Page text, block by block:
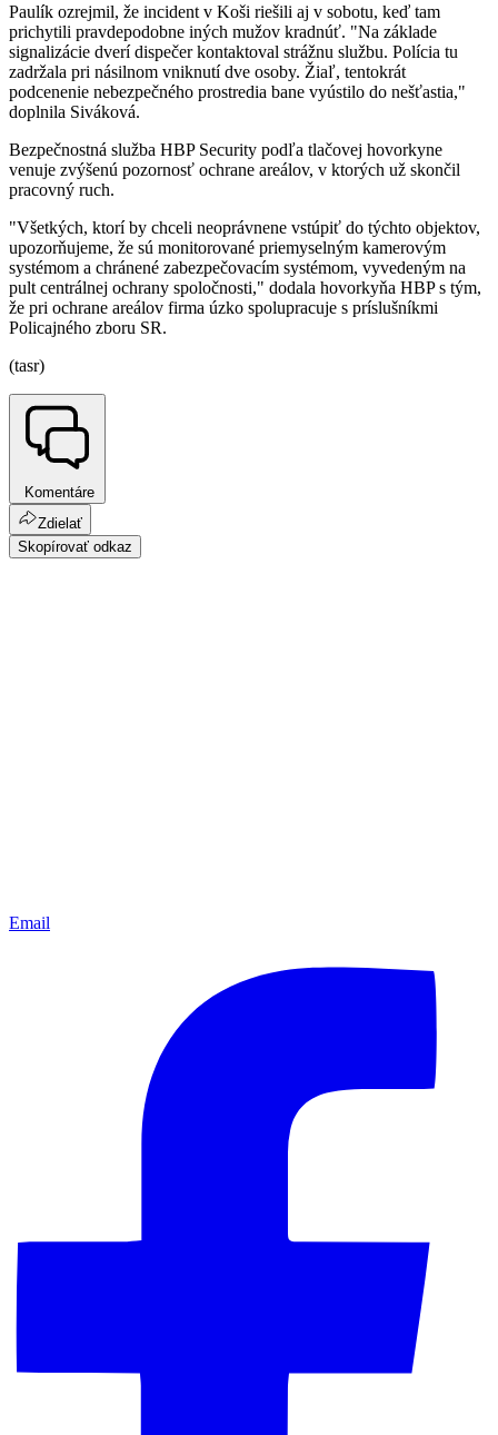
Paulík ozrejmil, že incident v Koši riešili aj v sobotu, keď tam
prichytili pravdepodobne iných mužov kradnúť. "Na základe
signalizácie dverí dispečer kontaktoval strážnu službu. Polícia tu
zadržala pri násilnom vniknutí dve osoby. Žiaľ, tentokrát
podcenenie nebezpečného prostredia bane vyústilo do nešťastia,"
doplnila Siváková.
Bezpečnostná služba HBP Security podľa tlačovej hovorkyne
venuje zvýšenú pozornosť ochrane areálov, v ktorých už skončil
pracovný ruch.
"Všetkých, ktorí by chceli neoprávnene vstúpiť do týchto objektov,
upozorňujeme, že sú monitorované priemyselným kamerovým
systémom a chránené zabezpečovacím systémom, vyvedeným na
pult centrálnej ochrany spoločnosti," dodala hovorkyňa HBP s tým,
že pri ochrane areálov firma úzko spolupracuje s príslušníkmi
Policajného zboru SR.
(tasr)
Komentáre
Zdielať
Skopírovať odkaz
Email